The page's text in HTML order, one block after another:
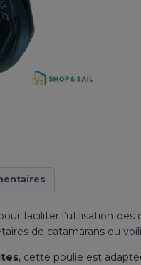
faciliter l’utilisation des
de catamarans ou
, cette poulie est